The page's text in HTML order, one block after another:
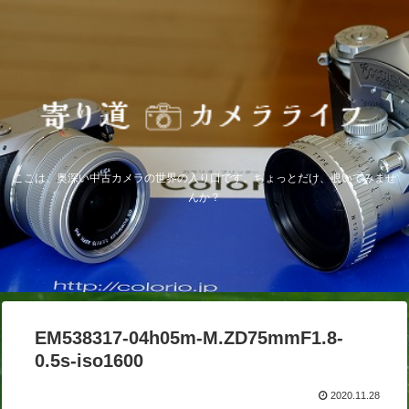
ここは、奥深い中古カメラの世界の入り口です。ちょっとだけ、覗いてみませ
んか？
EM538317-04h05m-M.ZD75mmF1.8-
0.5s-iso1600
2020.11.28